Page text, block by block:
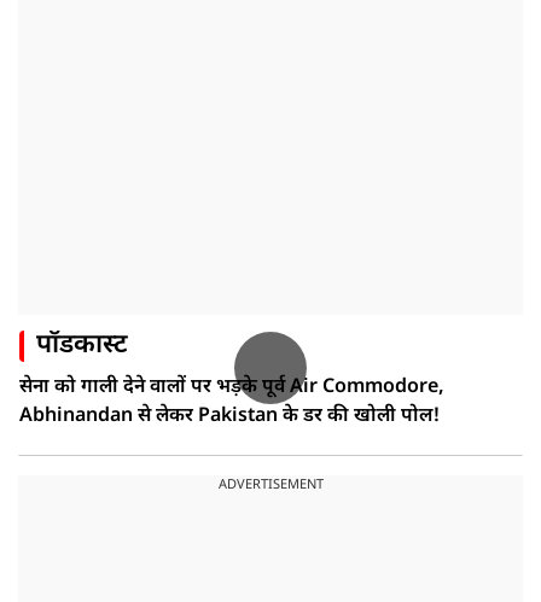
पॉडकास्ट
सेना को गाली देने वालों पर भड़के पूर्व Air Commodore,
Abhinandan से लेकर Pakistan के डर की खोली पोल!
ADVERTISEMENT